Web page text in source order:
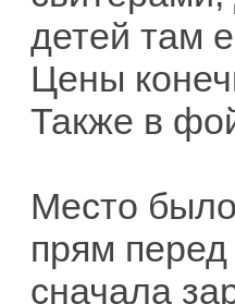
детей там
Цены
Также в
Место
прям
сначала